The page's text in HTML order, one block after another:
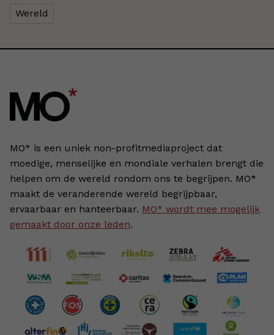
Wereld
MO* is een uniek non-profitmediaproject dat
moedige, menselijke en mondiale verhalen brengt die
helpen om de wereld rondom ons te begrijpen. MO*
maakt de veranderende wereld begrijpbaar,
ervaarbaar en hanteerbaar. MO* wordt mee mogelijk
gemaakt door onze leden.